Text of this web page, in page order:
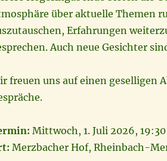
über aktuelle Themen
Erfahrungen
Auch neue Gesichter
freuen uns auf einen geselligen
Mittwoch, 1. Juli 2026,
Merzbacher Hof, Rheinbach-